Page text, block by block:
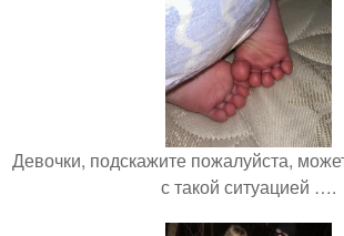
Девочки, подскажите пожалуйста,
с такой ситуацией ….